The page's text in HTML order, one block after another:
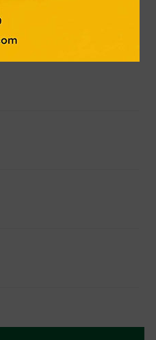
১৫ জনের বিরুদ্ধে চার্জশিট